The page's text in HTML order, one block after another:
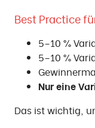
Best Practice
5–10 %
5–10 %
Nur eine
Das ist wichtig,